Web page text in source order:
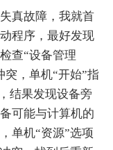
真故障，我就首
程序，最好发现
查“设备管理
，单机“开始”指
结果发现设备旁
可能与计算机的
单机“资源”选项